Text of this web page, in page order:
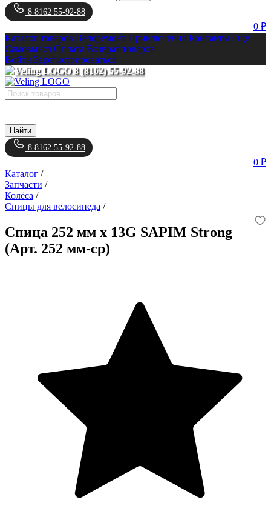
8 8162 55-92-88
0 ₽
Каталог товаров Велоремонт Приключения Контакты Еще
Самовывоз Оплата Возврат товаров
Войти Зарегистрироваться
8 (8162) 55-92-88
Найти
8 8162 55-92-88
0 ₽
Каталог /
Запчасти /
Колёса /
Спицы для велосипеда /
Спица 252 мм x 13G SAPIM Strong
(Арт. 252 мм-cp)